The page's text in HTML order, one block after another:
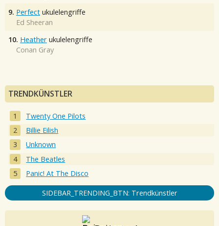
9. Perfect ukulelengriffe
Ed Sheeran
10. Heather ukulelengriffe
Conan Gray
TRENDKÜNSTLER
Twenty One Pilots
Billie Eilish
Unknown
The Beatles
Panic! At The Disco
SIDEBAR_TRENDING_BTN: Trendkünstler